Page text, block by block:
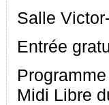
Salle
Entrée
Programme
Midi Libre